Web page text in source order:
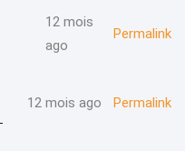
12 mois
ago
Permalink
12 mois ago Permalink